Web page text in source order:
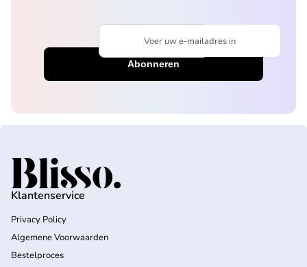
Voer uw e-mailadres in
Home
Klantenservice
Privacy Policy
Algemene Voorwaarden
Bestelproces